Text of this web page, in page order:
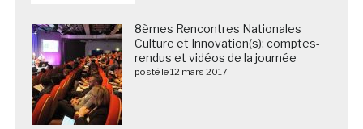
8èmes Rencontres Nationales
Culture et Innovation(s): comptes-
rendus et vidéos de la journée
posté le 12 mars 2017